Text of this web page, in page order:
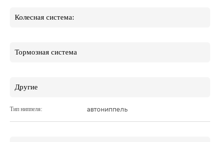
Колесная система:
Тормозная система
Другие
Тип ниппеля: автониппель